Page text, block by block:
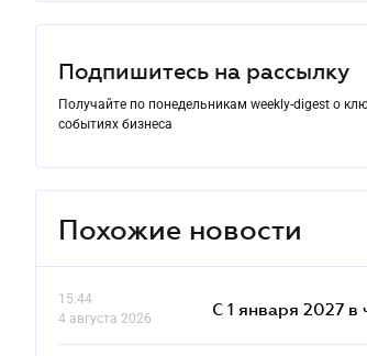
Подпишитесь на рассылку
Получайте по понедельникам weekly-digest о
событиях бизнеса
Похожие новости
15.44
4 августа 2026
С 1 января 2027 в